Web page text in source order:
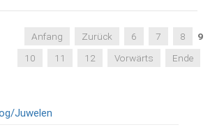
Anfang Zurück 6 7 8
9
10
11 12 Vorwärts Ende
Juwelen